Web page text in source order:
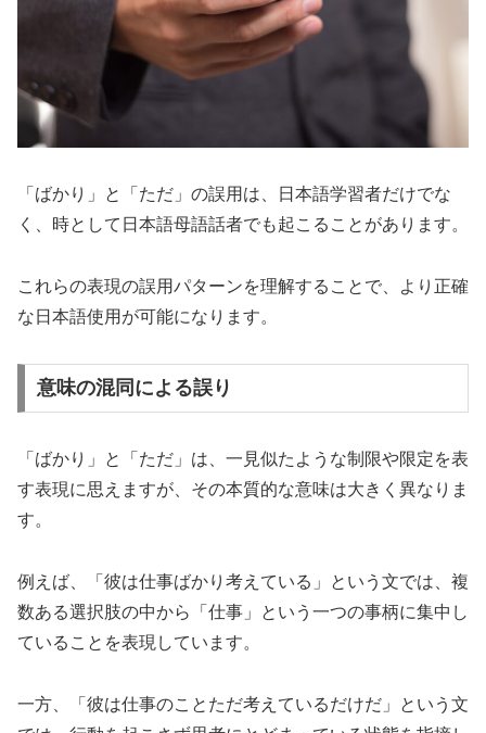
「ばかり」と「ただ」の誤用は、日本語学習者だけでな
く、時として日本語母語話者でも起こることがあります。
これらの表現の誤用パターンを理解することで、より正確
な日本語使用が可能になります。
意味の混同による誤り
「ばかり」と「ただ」は、一見似たような制限や限定を表
す表現に思えますが、その本質的な意味は大きく異なりま
す。
例えば、「彼は仕事ばかり考えている」という文では、複
数ある選択肢の中から「仕事」という一つの事柄に集中し
ていることを表現しています。
一方、「彼は仕事のことただ考えているだけだ」という文